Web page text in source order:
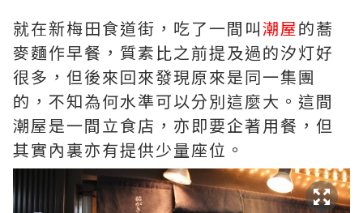
就在新梅田食道街，吃了一間叫潮屋的蕎
麥麵作早餐，質素比之前提及過的汐灯好
很多，但後來回來發現原來是同一集團
的，不知為何水準可以分別這麼大。這間
潮屋是一間立食店，亦即要企著用餐，但
其實內裏亦有提供少量座位。